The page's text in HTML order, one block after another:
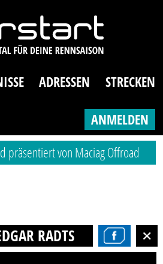
ADRESSEN STRECKEN
ANMELDEN
präsentiert von Maciag Offroad
RADTSCHUN